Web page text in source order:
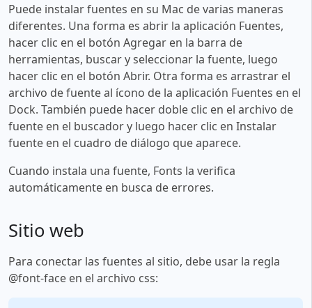
Puede instalar fuentes en su Mac de varias maneras
diferentes. Una forma es abrir la aplicación Fuentes,
hacer clic en el botón Agregar en la barra de
herramientas, buscar y seleccionar la fuente, luego
hacer clic en el botón Abrir. Otra forma es arrastrar el
archivo de fuente al ícono de la aplicación Fuentes en el
Dock. También puede hacer doble clic en el archivo de
fuente en el buscador y luego hacer clic en Instalar
fuente en el cuadro de diálogo que aparece.
Cuando instala una fuente, Fonts la verifica
automáticamente en busca de errores.
Sitio web
Para conectar las fuentes al sitio, debe usar la regla
@font-face en el archivo css: